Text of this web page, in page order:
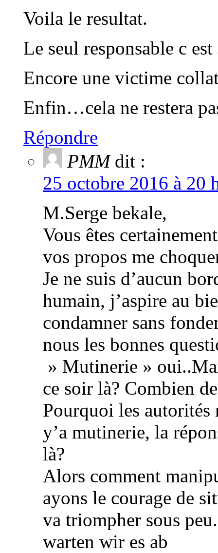
Voila le resultat.
Le seul responsable c
Encore une victime
Enfin…cela ne restera
Répondre
PMM dit :
25 octobre 2016 à 20
M.Serge bekale,
Vous êtes
vos propos me
Je ne suis d’aucun
humain, j’aspire au
condamner sans
nous les bonnes
» Mutinerie »
ce soir là? Combien
Pourquoi les autorités
y’a mutinerie, la
là?
Alors comment
ayons le courage de
va triompher sous
warten wir es ab